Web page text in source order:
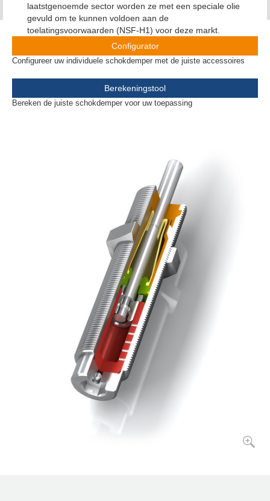
laatstgenoemde sector worden ze met een speciale olie
gevuld om te kunnen voldoen aan de
toelatingsvoorwaarden (NSF-H1) voor deze markt.
Configurator
Configureer uw individuele schokdemper met de juiste accessoires
Berekeningstool
Bereken de juiste schokdemper voor uw toepassing